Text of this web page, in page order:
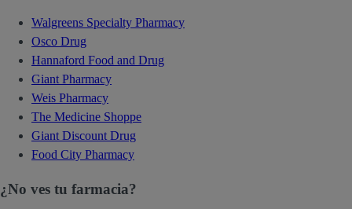
Walgreens Specialty Pharmacy
Osco Drug
Hannaford Food and Drug
Giant Pharmacy
Weis Pharmacy
The Medicine Shoppe
Giant Discount Drug
Food City Pharmacy
¿No ves tu farmacia?